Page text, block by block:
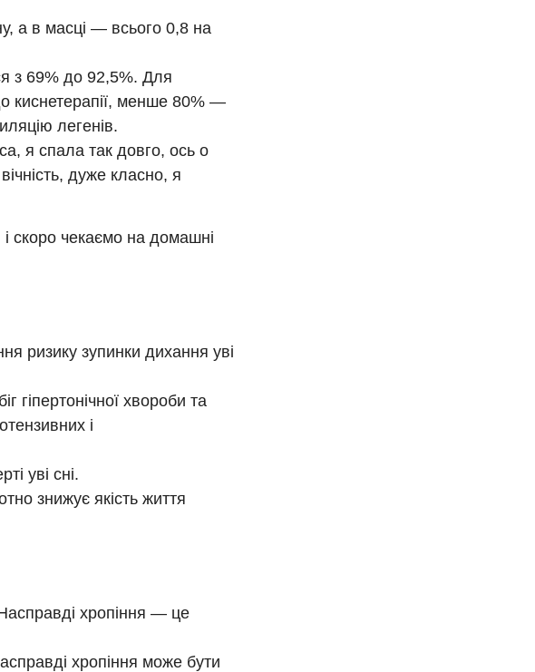
а в масці — всього 0,8 на
з 69% до 92,5%. Для
киснетерапії, менше 80% —
легенів.
я спала так довго, ось о
дуже класно, я
скоро чекаємо на домашні
ризику зупинки дихання уві
гіпертонічної хвороби та
і
уві сні.
знижує якість життя
хропіння — це
хропіння може бути